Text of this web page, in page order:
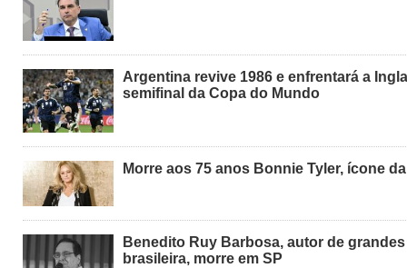
Argentina revive 1986 e enfrentará a
semifinal da Copa do Mundo
Morre aos 75 anos Bonnie Tyler, ícone
Benedito Ruy Barbosa, autor de
brasileira, morre em SP